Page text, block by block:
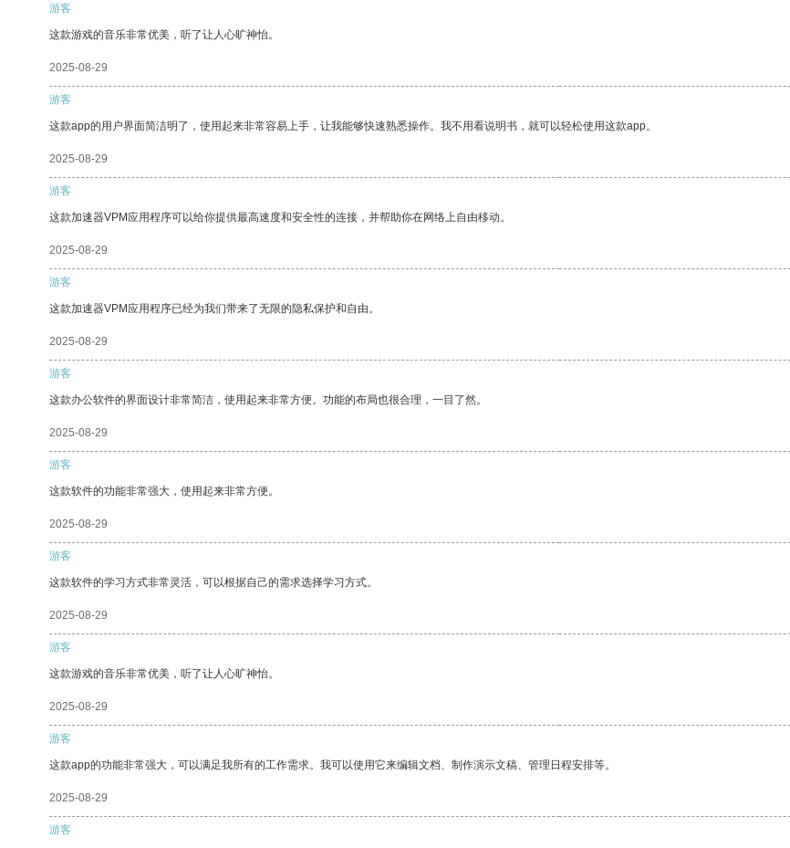
游客
这款游戏的音乐非常优美，听了让人心旷神怡。
2025-08-29
游客
这款app的用户界面简洁明了，使用起来非常容易上手，让我能够快速熟悉操作。我不用看说明书，就可以轻松使用这款app。
2025-08-29
游客
这款加速器VPM应用程序可以给你提供最高速度和安全性的连接，并帮助你在网络上自由移动。
2025-08-29
游客
这款加速器VPM应用程序已经为我们带来了无限的隐私保护和自由。
2025-08-29
游客
这款办公软件的界面设计非常简洁，使用起来非常方便。功能的布局也很合理，一目了然。
2025-08-29
游客
这款软件的功能非常强大，使用起来非常方便。
2025-08-29
游客
这款软件的学习方式非常灵活，可以根据自己的需求选择学习方式。
2025-08-29
游客
这款游戏的音乐非常优美，听了让人心旷神怡。
2025-08-29
游客
这款app的功能非常强大，可以满足我所有的工作需求。我可以使用它来编辑文档、制作演示文稿、管理日程安排等。
2025-08-29
游客